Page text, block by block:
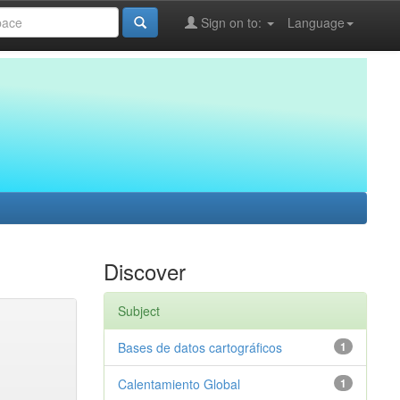
Language
Sign on to:
Discover
Subject
1
Bases de datos cartográficos
1
Calentamiento Global